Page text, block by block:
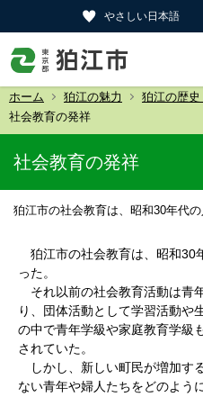
やさしい日本語
ホーム 狛江の魅力 狛江の歴
社会教育の発祥
社会教育の発祥
狛江市の社会教育は、昭和30年代
狛江市の社会教育は、昭和30
った。
それ以前の社会教育活動は青
り、団体活動として学習活動や
の中で青年学級や家庭教育学級
されていた。
しかし、新しい町民が増加す
ない青年や婦人たちをどのよう